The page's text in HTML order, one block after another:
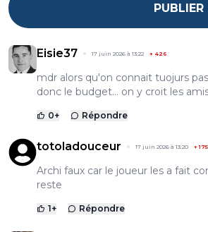
PUBLIER
Eisie37 17 juin 2026 à 13:22 + 426
mdr alors qu'on connait tuojurs
donc le budget... on y croit les
0+ Répondre
totoladouceur 17 juin 2026 à 13:20 +175
Archi faux car le joueur les a fait
reste
1+ Répondre